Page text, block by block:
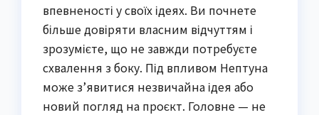
впевненості у своїх ідеях. Ви почнете
більше довіряти власним відчуттям і
зрозумієте, що не завжди потребуєте
схвалення з боку. Під впливом Нептуна
може з’явитися незвичайна ідея або
новий погляд на проєкт. Головне — не